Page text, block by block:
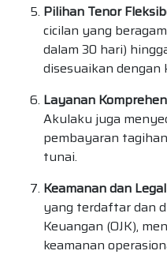
Pilihan Tenor
cicilan yang
dalam 30 hari)
disesuaikan dengan
Layanan
Akulaku juga
pembayaran
tunai.
Keamanan dan
yang terdaftar dan
Keuangan (OJK),
keamanan